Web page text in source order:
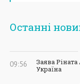
Останні
09:56
Заява
Україна